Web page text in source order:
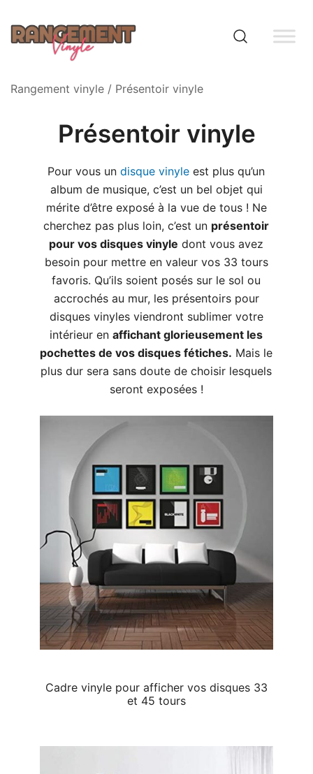
content
Rangement vinyle / Présentoir vinyle
Présentoir vinyle
Pour vous undisque vinyle est plus qu’un
album de musique, c’est un bel objet qui
mérite d’être exposé à la vue de tous ! Ne
cherchez pas plus loin, c’est un présentoir
pour vos disques vinyle dont vous avez
besoin pour mettre en valeur vos 33 tours
favoris. Qu’ils soient posés sur le sol ou
accrochés au mur, les présentoirs pour
disques vinyles viendront sublimer votre
intérieur enaffichant glorieusement les
pochettes de vos disques fétiches. Mais le
plus dur sera sans doute de choisir lesquels
seront exposées !
Cadre vinyle pour afficher vos disques 33
et 45 tours